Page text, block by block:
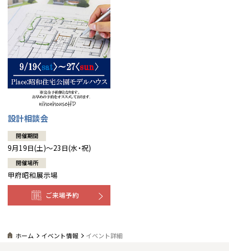
設計相談会
開催期間
9月19日(土)～23日(水・祝)
開催場所
甲府昭和展示場
ご来場予約
ホーム イベント情報 イベント詳細